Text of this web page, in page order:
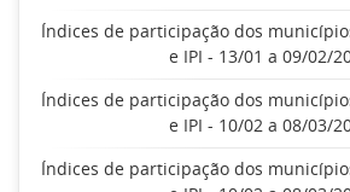
Índices de participação dos
e IPI - 13/01 a 09/02/
Índices de participação dos
e IPI - 10/02 a 08/03/
Índices de participação dos